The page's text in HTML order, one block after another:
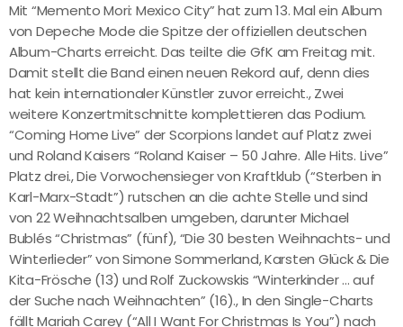
Mit “Memento Mori: Mexico City” hat zum 13. Mal ein Album
von Depeche Mode die Spitze der offiziellen deutschen
Album-Charts erreicht. Das teilte die GfK am Freitag mit.
Damit stellt die Band einen neuen Rekord auf, denn dies
hat kein internationaler Künstler zuvor erreicht., Zwei
weitere Konzertmitschnitte komplettieren das Podium.
“Coming Home Live” der Scorpions landet auf Platz zwei
und Roland Kaisers “Roland Kaiser – 50 Jahre. Alle Hits. Live”
Platz drei., Die Vorwochensieger von Kraftklub (“Sterben in
Karl-Marx-Stadt”) rutschen an die achte Stelle und sind
von 22 Weihnachtsalben umgeben, darunter Michael
Bublés “Christmas” (fünf), “Die 30 besten Weihnachts- und
Winterlieder” von Simone Sommerland, Karsten Glück & Die
Kita-Frösche (13) und Rolf Zuckowskis “Winterkinder … auf
der Suche nach Weihnachten” (16)., In den Single-Charts
fällt Mariah Carey (“All I Want For Christmas Is You”) nach